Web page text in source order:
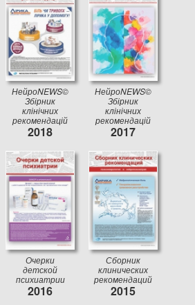
НейроNEWS©
Збірник
клінічних
рекомендацій
2018
НейроNEWS©
Збірник
клінічних
рекомендацій
2017
Очерки
детской
психиатрии
2016
Сборник
клинических
рекомендаций
2015